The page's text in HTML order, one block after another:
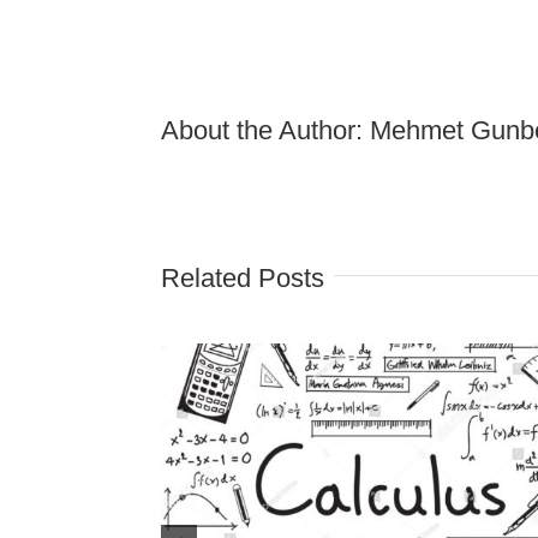
About the Author: Mehmet
Related Posts